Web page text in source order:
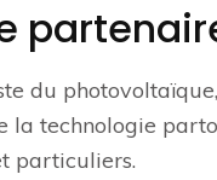
du
la technologie
particuliers.